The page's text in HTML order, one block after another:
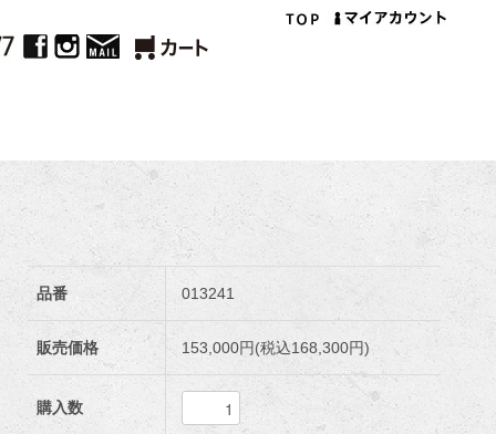
品番 013241
販売価格 153,000円(税込168,300円)
購入数